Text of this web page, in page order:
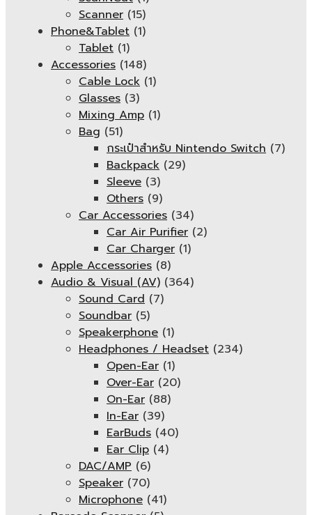
Scanner (15)
Phone&Tablet (1)
Tablet (1)
Accessories (148)
Cable Lock (1)
Glasses (3)
Mixing Amp (1)
Bag (51)
กระเป๋าสำหรับ Nintendo Switch (7)
Backpack (29)
Sleeve (3)
Others (9)
Car Accessories (34)
Car Air Purifier (2)
Car Charger (1)
Apple Accessories (8)
Audio & Visual (AV) (364)
Sound Card (7)
Soundbar (5)
Speakerphone (1)
Headphones / Headset (234)
Open-Ear (1)
Over-Ear (20)
On-Ear (88)
In-Ear (39)
EarBuds (40)
Ear Clip (4)
DAC/AMP (6)
Speaker (70)
Microphone (41)